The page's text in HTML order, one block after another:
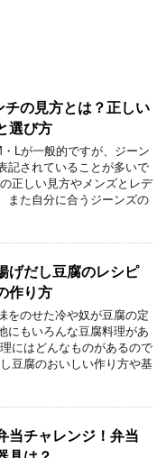
チの見方とは？正しい
選び方
Lが一般的ですが、ジーン
記されていることが多いで
正しい見方やメンズとレデ
また自分に合うジーンズの
げだし豆腐のレシピ
作り方
をのせた冷や奴が豆腐の定
にもいろんな豆腐料理があ
にはどんなものがあるので
豆腐のおいしい作り方や基
当チャレンジ！弁当